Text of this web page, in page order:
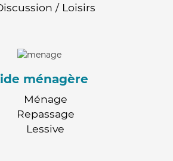
/ Loisirs
ménagère
Ménage
Repassage
Lessive